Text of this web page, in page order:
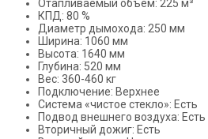
Отапливаемый объем: 225 м³
КПД: 80 %
Диаметр дымохода: 250 мм
Ширина: 1060 мм
Высота: 1640 мм
Глубина: 520 мм
Вес: 360-460 кг
Подключение: Верхнее
Система «чистое стекло»: Есть
Подвод внешнего воздуха: Есть
Вторичный дожиг: Есть